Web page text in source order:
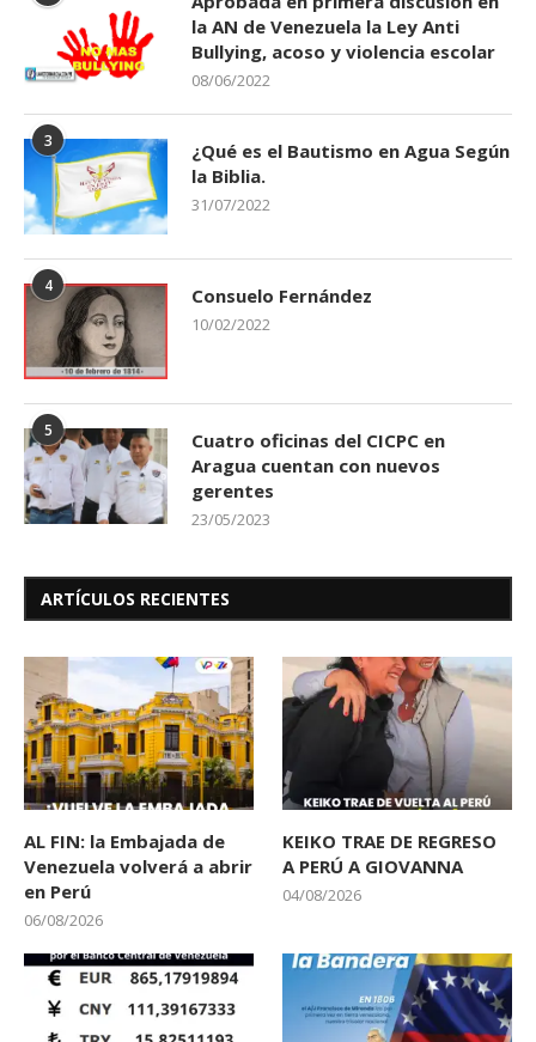
la AN de Venezuela la Ley Anti
Bullying, acoso y violencia escolar
08/06/2022
3
¿Qué es el Bautismo en Agua Según
la Biblia.
31/07/2022
4 Consuelo Fernández
10/02/2022
5
Cuatro oficinas del CICPC en
Aragua cuentan con nuevos
gerentes
23/05/2023
ARTÍCULOS RECIENTES
AL FIN: la Embajada de
Venezuela volverá a abrir
en Perú
06/08/2026
KEIKO TRAE DE REGRESO
A PERÚ A GIOVANNA
04/08/2026